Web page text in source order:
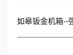
如皋钣金机箱--